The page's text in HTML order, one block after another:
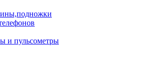
и пульсометры